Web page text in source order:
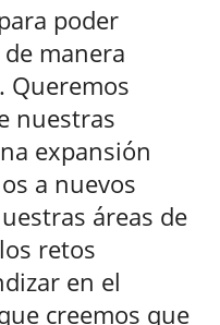
poder
manera
Queremos
nuestras
expansión
a nuevos
áreas de
retos
en el
creemos que